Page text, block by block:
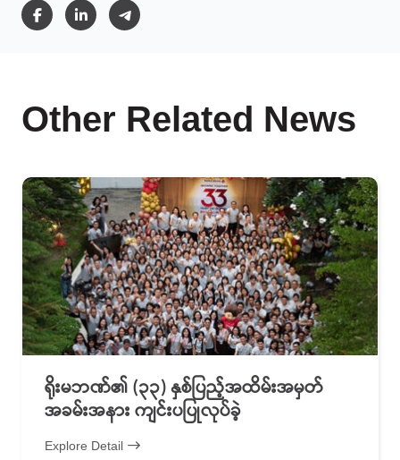
Other Related News
ရိုးမဘဏ်၏ (၃၃) နှစ်ပြည့်အထိမ်းအမှတ်
အခမ်းအနား ကျင်းပပြုလုပ်ခဲ့
Explore Detail